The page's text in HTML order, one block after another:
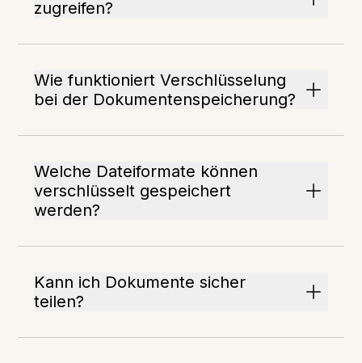
zugreifen?
Wie funktioniert Verschlüsselung
bei der Dokumentenspeicherung?
Welche Dateiformate können
verschlüsselt gespeichert
werden?
Kann ich Dokumente sicher
teilen?